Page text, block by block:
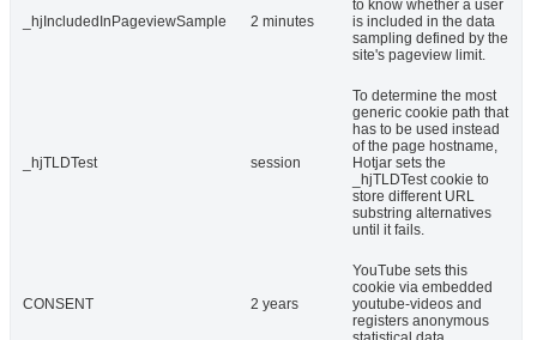
_hjIncludedInPageviewSample 2 minutes
to know whether a user
is included in the data
sampling defined by the
site's pageview limit.
_hjTLDTest session
To determine the most
generic cookie path that
has to be used instead
of the page hostname,
Hotjar sets the
_hjTLDTest cookie to
store different URL
substring alternatives
until it fails.
CONSENT 2 years
YouTube sets this
cookie via embedded
youtube-videos and
registers anonymous